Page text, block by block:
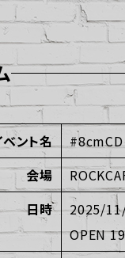
ベント名
会場
日時
2025/
OPEN